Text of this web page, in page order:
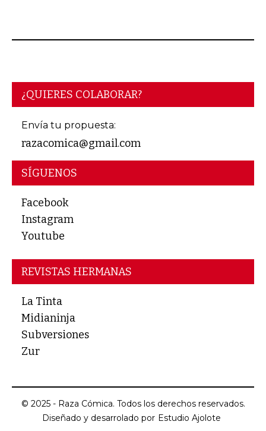
¿QUIERES COLABORAR?
Envía tu propuesta:
razacomica@gmail.com
SÍGUENOS
Facebook
Instagram
Youtube
REVISTAS HERMANAS
La Tinta
Midianinja
Subversiones
Zur
© 2025 - Raza Cómica. Todos los derechos reservados.
Diseñado y desarrolado por Estudio Ajolote